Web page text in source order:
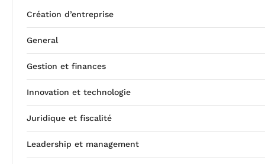
Création d’entreprise
General
Gestion et finances
Innovation et technologie
Juridique et fiscalité
Leadership et management